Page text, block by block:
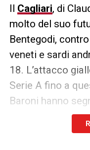
Il Cagliari, di
molto del suo
Bentegodi,
veneti e sardi
18. L’attacco
Serie A fino a
Baroni hanno
meglio soltanto
Empoli (10 reti).